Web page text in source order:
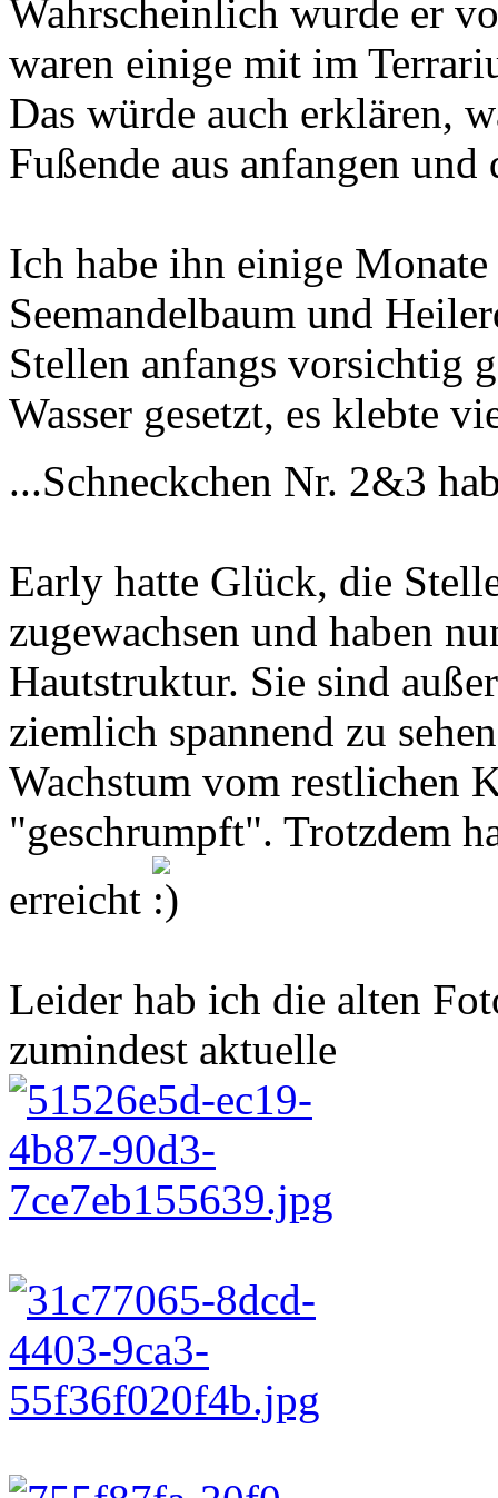
Wahrscheinlich wurde er
waren einige mit im
Das würde auch erklären,
Fußende aus anfangen
Ich habe ihn einige
Seemandelbaum und
Stellen anfangs vorsichtig
Wasser gesetzt, es klebte
...Schneckchen Nr. 2&3
Early hatte Glück, die
zugewachsen und haben
Hautstruktur. Sie sind
ziemlich spannend zu
Wachstum vom restlichen
"geschrumpft". Trotzdem
erreicht
Leider hab ich die alten
zumindest aktuelle